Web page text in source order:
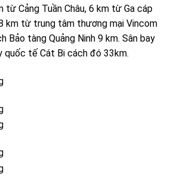
từ Cảng Tuần Châu, 6 km từ Ga cáp
km từ trung tâm thương mại Vincom
Bảo tàng Quảng Ninh 9 km. Sân bay
quốc tế Cát Bi cách đó 33km.